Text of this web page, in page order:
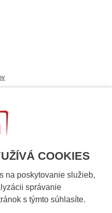
COOKIES
na poskytovanie služieb,
správanie
s týmto súhlasíte.